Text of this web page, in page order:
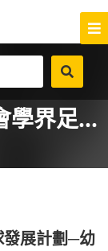
學界足...
發展計劃─幼